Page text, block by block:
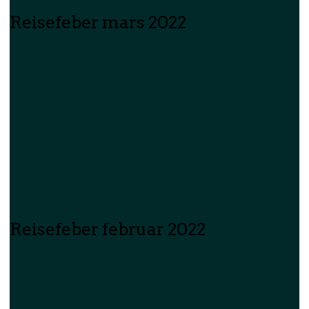
Reisefeber mars 2022
Reisefeber februar 2022